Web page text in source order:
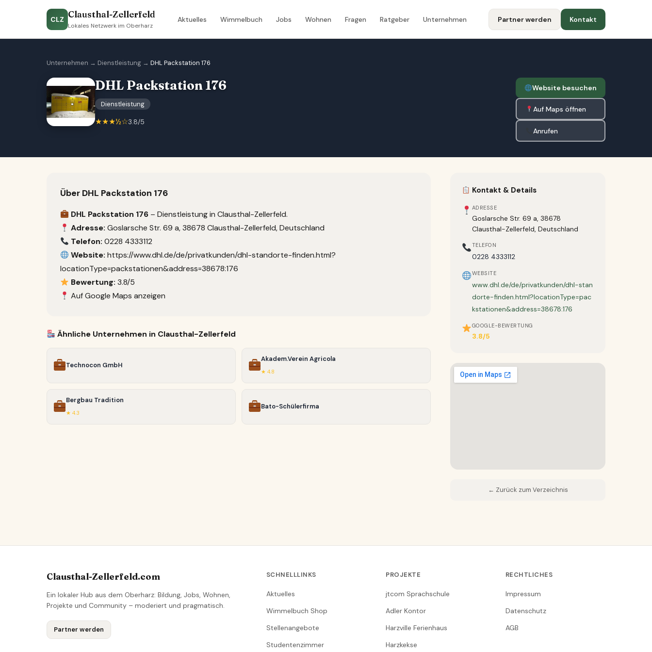
CLZ Clausthal-Zellerfeld
Lokales Netzwerk im Oberharz
Aktuelles Wimmelbuch Jobs Wohnen Fragen Ratgeber Unternehmen Partner werden Kontakt
Unternehmen → Dienstleistung → DHL Packstation 176
DHL Packstation 176
Dienstleistung
★★★½☆3.8/5
Website besuchen
Auf Maps öffnen
Anrufen
Über DHL Packstation 176
DHL Packstation 176 – Dienstleistung in Clausthal-Zellerfeld.
Adresse: Goslarsche Str. 69 a, 38678 Clausthal-Zellerfeld, Deutschland
Telefon: 0228 4333112
Website: https://www.dhl.de/de/privatkunden/dhl-standorte-finden.html?
locationType=packstationen&address=38678:176
Bewertung: 3.8/5
Auf Google Maps anzeigen
Ähnliche Unternehmen in Clausthal-Zellerfeld
Technocon GmbH
Akadem.Verein Agricola
★ 4.8
Bergbau Tradition
★ 4.3
Bato-Schülerfirma
Kontakt & Details
ADRESSE
Goslarsche Str. 69 a, 38678
Clausthal-Zellerfeld, Deutschland
TELEFON
0228 4333112
WEBSITE
www.dhl.de/de/privatkunden/dhl-stan
dorte-finden.html?locationType=pac
kstationen&address=38678:176
GOOGLE-BEWERTUNG
3.8/5
← Zurück zum Verzeichnis
Clausthal-Zellerfeld.com
Ein lokaler Hub aus dem Oberharz: Bildung, Jobs, Wohnen,
Projekte und Community – moderiert und pragmatisch.
Partner werden
SCHNELLLINKS
Aktuelles
Wimmelbuch Shop
Stellenangebote
Studentenzimmer
PROJEKTE
jtcom Sprachschule
Adler Kontor
Harzville Ferienhaus
Harzkekse
RECHTLICHES
Impressum
Datenschutz
AGB